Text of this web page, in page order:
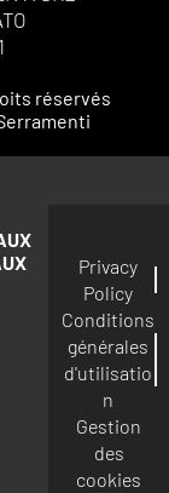
réservés
Privacy
Policy
Conditions
générales
d'utilisatio
n
Gestion
des
cookies